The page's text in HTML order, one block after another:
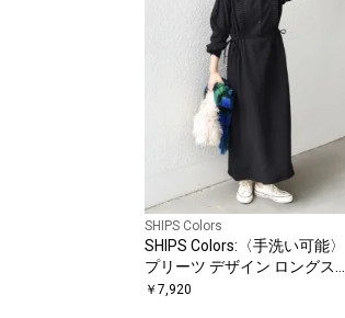
SHIPS Colors
SHIPS Colors:〈手洗い可能〉
プリーツ デザイン ロングスリ
ーブ ワンピース◇
￥ 7,920